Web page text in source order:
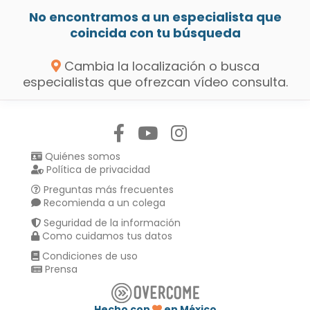
No encontramos a un especialista que
coincida con tu búsqueda
Cambia la localización o busca
especialistas que ofrezcan vídeo consulta.
Quiénes somos
Política de privacidad
Preguntas más frecuentes
Recomienda a un colega
Seguridad de la información
Como cuidamos tus datos
Condiciones de uso
Prensa